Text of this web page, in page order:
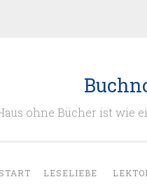
ohne Bücher ist wie
START LESELIEBE